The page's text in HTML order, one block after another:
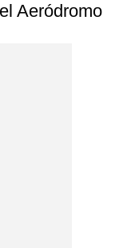
Aeródromo